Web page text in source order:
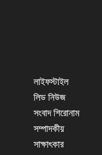
লাইফস্টাইল
লিড নিউজ
সংবাদ শিরোনাম
সম্পাদকীয়
সাক্ষাৎকার